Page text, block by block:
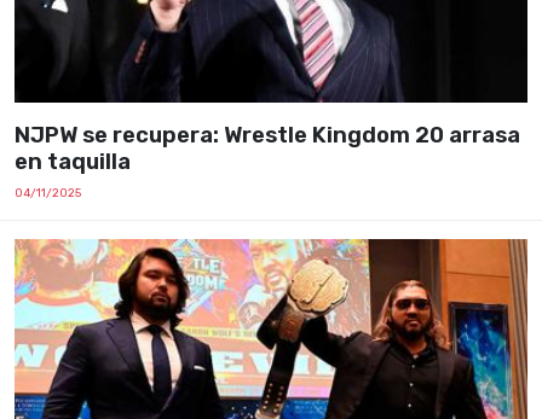
NJPW se recupera: Wrestle Kingdom 20 arrasa
en taquilla
04/11/2025